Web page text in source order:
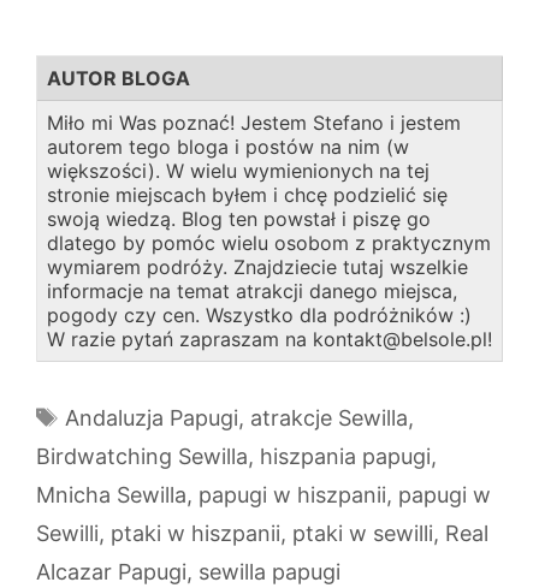
AUTOR BLOGA
Miło mi Was poznać! Jestem Stefano i jestem
autorem tego bloga i postów na nim (w
większości). W wielu wymienionych na tej
stronie miejscach byłem i chcę podzielić się
swoją wiedzą. Blog ten powstał i piszę go
dlatego by pomóc wielu osobom z praktycznym
wymiarem podróży. Znajdziecie tutaj wszelkie
informacje na temat atrakcji danego miejsca,
pogody czy cen. Wszystko dla podróżników :)
W razie pytań zapraszam na kontakt@belsole.pl!
Tagi
Andaluzja Papugi, atrakcje Sewilla,
Birdwatching Sewilla, hiszpania papugi,
Mnicha Sewilla, papugi w hiszpanii, papugi w
Sewilli, ptaki w hiszpanii, ptaki w sewilli, Real
Alcazar Papugi, sewilla papugi